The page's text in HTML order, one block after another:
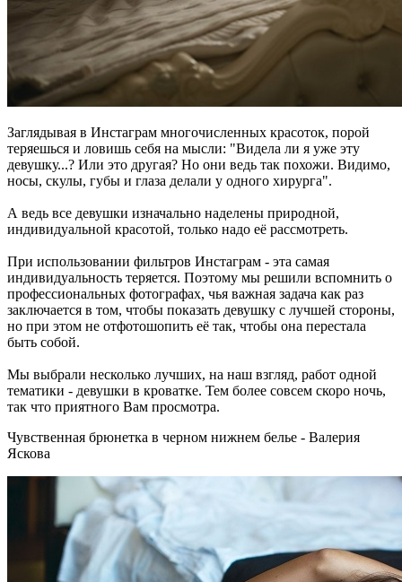
Заглядывая в Инстаграм многочисленных красоток, порой
теряешься и ловишь себя на мысли: "Видела ли я уже эту
девушку...? Или это другая? Но они ведь так похожи. Видимо,
носы, скулы, губы и глаза делали у одного хирурга".
А ведь все девушки изначально наделены природной,
индивидуальной красотой, только надо её рассмотреть.
При использовании фильтров Инстаграм - эта самая
индивидуальность теряется. Поэтому мы решили вспомнить о
профессиональных фотографах, чья важная задача как раз
заключается в том, чтобы показать девушку с лучшей стороны,
но при этом не отфотошопить её так, чтобы она перестала
быть собой.
Мы выбрали несколько лучших, на наш взгляд, работ одной
тематики - девушки в кроватке. Тем более совсем скоро ночь,
так что приятного Вам просмотра.
Чувственная брюнетка в черном нижнем белье - Валерия
Яскова